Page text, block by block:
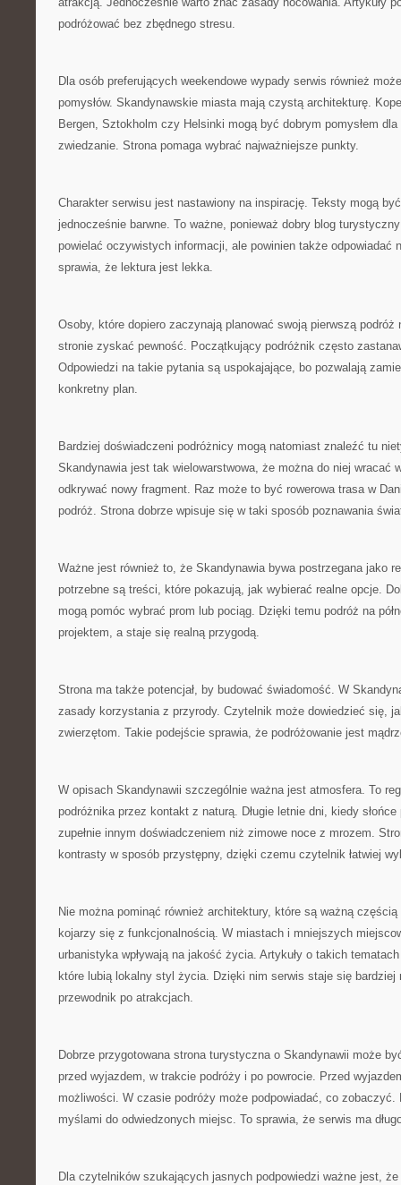
podróżować bez zbędnego stresu.
Dla osób preferujących weekendowe wypady serwis również
pomysłów. Skandynawskie miasta mają czystą architekturę.
Bergen, Sztokholm czy Helsinki mogą być dobrym pomysłem
zwiedzanie. Strona pomaga wybrać najważniejsze punkty.
Charakter serwisu jest nastawiony na inspirację. Teksty mogą
jednocześnie barwne. To ważne, ponieważ dobry blog
powielać oczywistych informacji, ale powinien także odpowiadać
sprawia, że lektura jest lekka.
Osoby, które dopiero zaczynają planować swoją pierwszą podróż
stronie zyskać pewność. Początkujący podróżnik często
Odpowiedzi na takie pytania są uspokajające, bo pozwalają
konkretny plan.
Bardziej doświadczeni podróżnicy mogą natomiast znaleźć tu
Skandynawia jest tak wielowarstwowa, że można do niej wracać
odkrywać nowy fragment. Raz może to być rowerowa trasa w
podróż. Strona dobrze wpisuje się w taki sposób poznawania
Ważne jest również to, że Skandynawia bywa postrzegana jako
potrzebne są treści, które pokazują, jak wybierać realne opcje.
mogą pomóc wybrać prom lub pociąg. Dzięki temu podróż na
projektem, a staje się realną przygodą.
Strona ma także potencjał, by budować świadomość. W
zasady korzystania z przyrody. Czytelnik może dowiedzieć się,
zwierzętom. Takie podejście sprawia, że podróżowanie jest
W opisach Skandynawii szczególnie ważna jest atmosfera. To
podróżnika przez kontakt z naturą. Długie letnie dni, kiedy
zupełnie innym doświadczeniem niż zimowe noce z mrozem.
kontrasty w sposób przystępny, dzięki czemu czytelnik łatwiej
Nie można pominąć również architektury, które są ważną
kojarzy się z funkcjonalnością. W miastach i mniejszych
urbanistyka wpływają na jakość życia. Artykuły o takich
które lubią lokalny styl życia. Dzięki nim serwis staje się bardziej
przewodnik po atrakcjach.
Dobrze przygotowana strona turystyczna o Skandynawii może
przed wyjazdem, w trakcie podróży i po powrocie. Przed
możliwości. W czasie podróży może podpowiadać, co zobaczyć.
myślami do odwiedzonych miejsc. To sprawia, że serwis ma
Dla czytelników szukających jasnych podpowiedzi ważne jest,